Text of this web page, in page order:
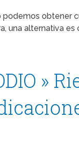
obtener
una alternativa
»